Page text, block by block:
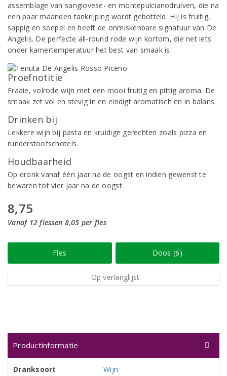
assemblage van sangiovese- en montepulcianodruiven, die na
een paar maanden tankrijping wordt gebotteld. Hij is fruitig,
sappig en soepel en heeft de onmiskenbare signatuur van De
Angelis. De perfecte all-round rode wijn kortom, die net iets
onder kamertemperatuur het best van smaak is.
Proefnotitie
Fraaie, volrode wijn met een mooi fruitig en pittig aroma. De
smaak zet vol en stevig in en eindigt aromatisch en in balans.
Drinken bij
Lekkere wijn bij pasta en kruidige gerechten zoals pizza en
runderstoofschotels.
Houdbaarheid
Op dronk vanaf één jaar na de oogst en indien gewenst te
bewaren tot vier jaar na de oogst.
8,75
Vanaf 12 flessen 8,05 per fles
Fles Doos (6)
Op verlanglijst
Productinformatie
Dranksoort
Wijn